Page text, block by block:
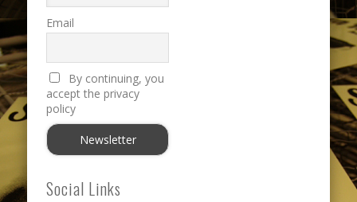
Email
By continuing, you
accept the privacy
policy
Social Links